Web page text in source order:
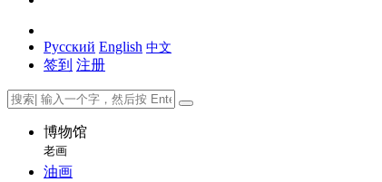
Русский English 中文
签到 注册
博物馆
老画
油画